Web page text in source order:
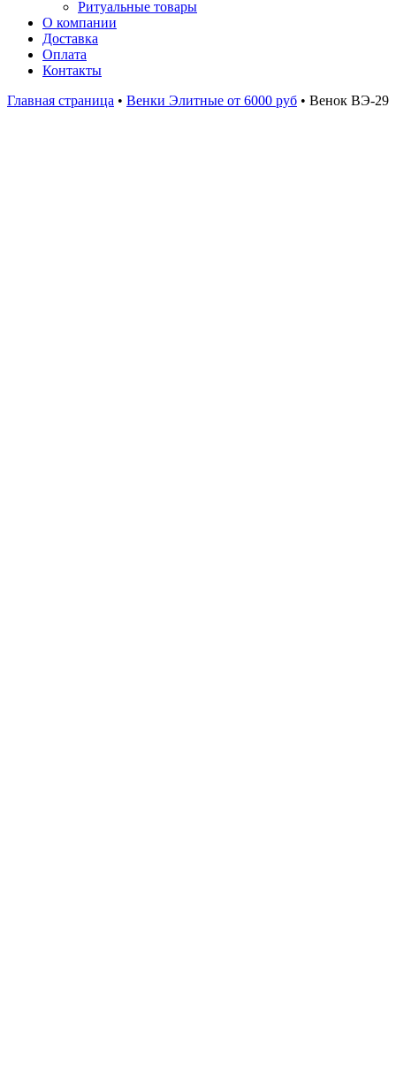
Ритуальные товары
О компании
Доставка
Оплата
Контакты
Главная страница • Венки Элитные от 6000 руб • Венок ВЭ-29